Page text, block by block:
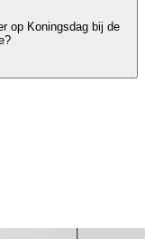
op Koningsdag bij de